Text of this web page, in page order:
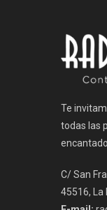
Te
todas las
C/ San
45516,